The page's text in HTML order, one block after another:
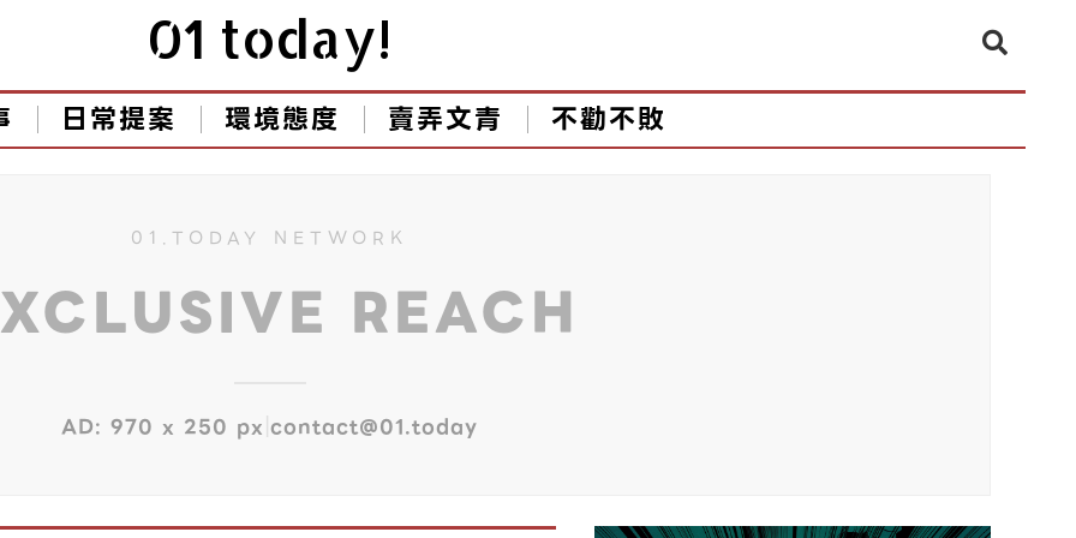
01 today!
日常提案 環境態度 賣弄文青 不勸不敗
01.TODAY NETWORK
REACH
AD: 970 x 250 px|contact@01.today